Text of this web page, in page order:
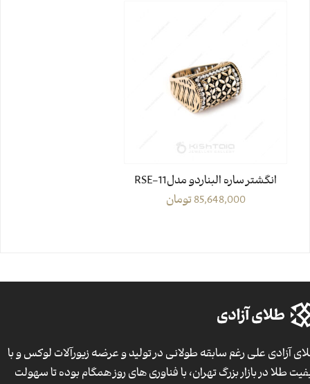
انگشتر ساره البناردو مدل11-RSE
85,648,000تومان
آزادی علی رغم سابقه طولانی در تولید و عرضه زیورآلات لوکس و با
طلا در بازار بزرگ تهران، با فناوری های روز همگام بوده تا سهولت